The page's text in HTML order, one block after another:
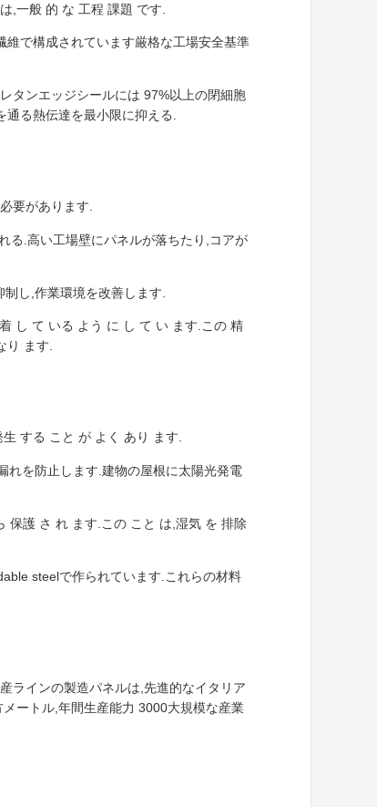
,一般 的 な 工程 課題 です.
で構成されています厳格な工場安全基準
タンエッジシールには 97%以上の閉細胞
る熱伝達を最小限に抑える.
要があります.
る.高い工場壁にパネルが落ちたり,コアが
し,作業環境を改善します.
し て いる よう に し て い ます.この 精
ます.
する こと が よく あり ます.
れを防止します.建物の屋根に太陽光発電
保護 さ れ ます.この こと は,湿気 を 排除
steelで作られています.これらの材料
ラインの製造パネルは,先進的なイタリア
ートル,年間生産能力 3000大規模な産業